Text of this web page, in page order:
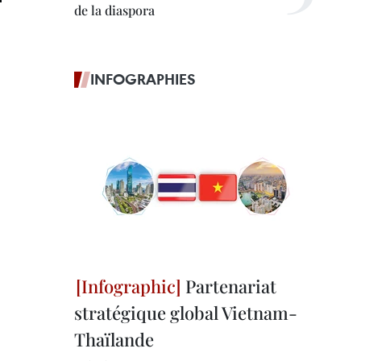
de la diaspora
INFOGRAPHIES
Partenariat
stratégique global Vietnam-
Thaïlande